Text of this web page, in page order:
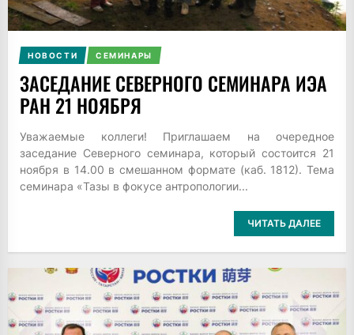
НОВОСТИ СЕМИНАРЫ
ЗАСЕДАНИЕ СЕВЕРНОГО СЕМИНАРА ИЭА
РАН 21 НОЯБРЯ
Уважаемые коллеги! Приглашаем на очередное
заседание Северного семинара, который состоится 21
ноября в 14.00 в смешанном формате (каб. 1812). Тема
семинара «Тазы в фокусе антропологии...
ЧИТАТЬ ДАЛЕЕ